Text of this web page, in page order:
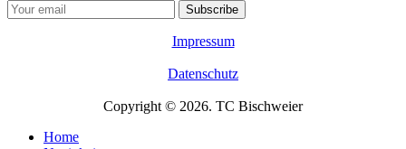
Impressum
Datenschutz
Copyright © 2026. TC Bischweier
Home